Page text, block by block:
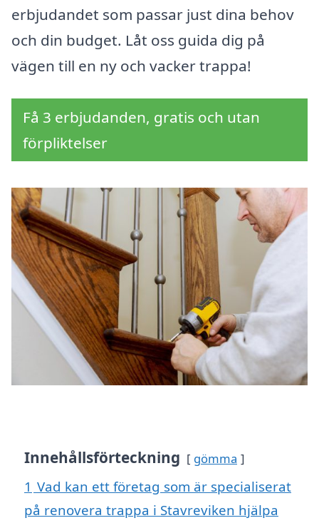
erbjudandet som passar just dina behov
och din budget. Låt oss guida dig på
vägen till en ny och vacker trappa!
Få 3 erbjudanden, gratis och utan
förpliktelser
Innehållsförteckning gömma
1 Vad kan ett företag som är specialiserat
på renovera trappa i Stavreviken hjälpa